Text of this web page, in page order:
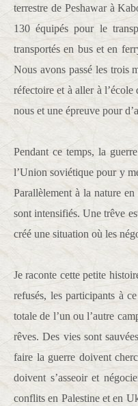
terrestre de Peshawar à
130 équipés pour le
transportés en bus et en
Nous avons passé les trois
réfectoire et à aller à l’école
nous et une épreuve pour
Pendant ce temps, la
l’Union soviétique pour y
Parallèlement à la nature
sont intensifiés. Une trêve
créé une situation où les
Je raconte cette petite
refusés, les participants à
totale de l’un ou l’autre
rêves. Des vies sont
faire la guerre doivent
doivent s’asseoir et
conflits en Palestine et en